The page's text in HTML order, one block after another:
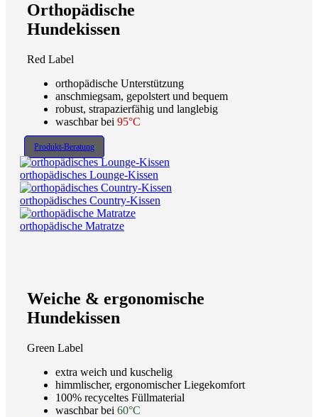
Orthopädische
Hundekissen
Red Label
orthopädische Unterstützung
anschmiegsam, gepolstert und bequem
robust, strapazierfähig und langlebig
waschbar bei 95°C
Produkt-Beratung
orthopädisches Lounge-Kissen
orthopädisches Country-Kissen
orthopädische Matratze
Weiche & ergonomische
Hundekissen
Green Label
extra weich und kuschelig
himmlischer, ergonomischer Liegekomfort
100% recyceltes Füllmaterial
waschbar bei 60°C